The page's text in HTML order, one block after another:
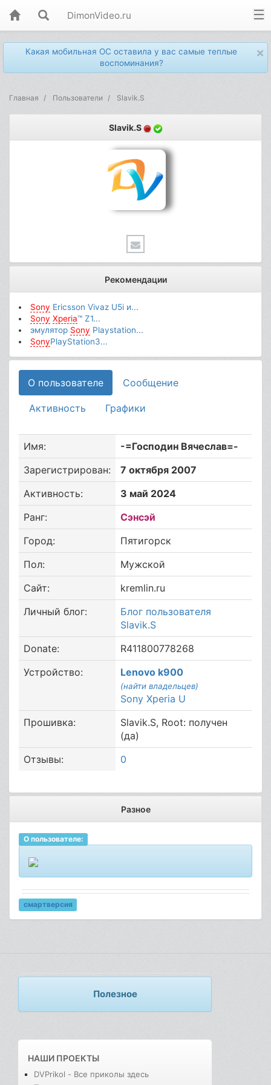
DimonVideo.ru
×
Какая мобильная ОС оставила у вас самые теплые
воспоминания?
Главная Пользователи Slavik.S
Slavik.S
Рекомендации
Sony Ericsson Vivaz U5i и...
Sony Xperia™ Z1...
эмулятор Sony Playstation...
SonyPlayStation3...
О пользователе Сообщение
Активность Графики
Имя:
-=Господин Вячеслав=-
Зарегистрирован:
7 октября 2007
Активность:
3 май 2024
Ранг:
Сэнсэй
Город:
Пятигорск
Пол:
Мужской
Сайт:
kremlin.ru
Личный блог:
Блог пользователя
Slavik.S
Donate:
R411800778268
Устройство:
Lenovo k900
(найти владельцев)
Sony Xperia U
Прошивка:
Slavik.S, Root: получен
(да)
Отзывы:
0
Разное
О пользователе:
смартверсия
Полезное
НАШИ ПРОЕКТЫ
DVPrikol - Все приколы здесь